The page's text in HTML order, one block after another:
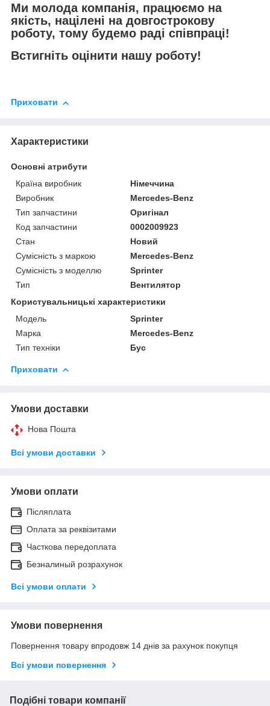
Ми молода компанія, працюємо на
якість, націлені на довгострокову
роботу, тому будемо раді співпраці!
Встигніть оцінити нашу роботу!
Приховати
Характеристики
Основні атрибути
Країна виробник
Німеччина
Виробник
Mercedes-Benz
Тип запчастини
Оригінал
Код запчастини
0002009923
Стан
Новий
Сумісність з маркою
Mercedes-Benz
Сумісність з моделлю
Sprinter
Тип
Вентилятор
Користувальницькі характеристики
Модель
Sprinter
Марка
Mercedes-Benz
Тип техніки
Бус
Приховати
Умови доставки
Нова Пошта
Всі умови доставки
Умови оплати
Післяплата
Оплата за реквізитами
Часткова передоплата
Безналиный розрахунок
Всі умови оплати
Умови повернення
Повернення товару впродовж 14 днів за рахунок покупця
Всі умови повернення
Подібні товари компанії